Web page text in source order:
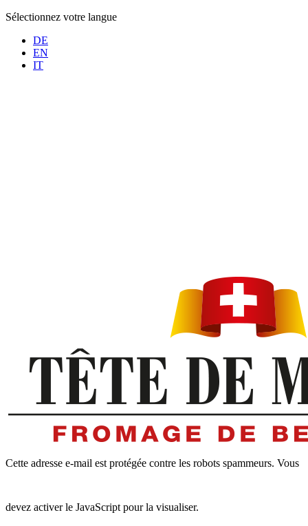
Sélectionnez votre langue
DE
EN
IT
Cette adresse e-mail est protégée contre les robots spammeurs. Vous
devez activer le JavaScript pour la visualiser.